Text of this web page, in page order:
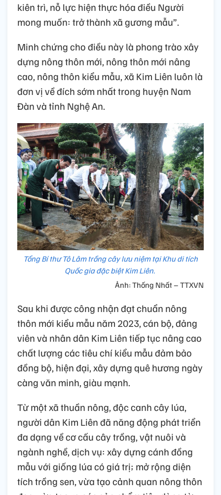
kiên trì, nỗ lực hiện thực hóa điều Người
mong muốn: trở thành xã gương mẫu”.
Minh chứng cho điều này là phong trào xây
dựng nông thôn mới, nông thôn mới nâng
cao, nông thôn kiểu mẫu, xã Kim Liên luôn là
đơn vị về đích sớm nhất trong huyện Nam
Đàn và tỉnh Nghệ An.
Tổng Bí thư Tô Lâm trồng cây lưu niệm tại Khu di tích
Quốc gia đặc biệt Kim Liên.
Ảnh: Thống Nhất – TTXVN
Sau khi được công nhận đạt chuẩn nông
thôn mới kiểu mẫu năm 2023, cán bộ, đảng
viên và nhân dân Kim Liên tiếp tục nâng cao
chất lượng các tiêu chí kiểu mẫu đảm bảo
đồng bộ, hiện đại, xây dựng quê hương ngày
càng văn minh, giàu mạnh.
Từ một xã thuần nông, độc canh cây lúa,
người dân Kim Liên đã năng động phát triển
đa dạng về cơ cấu cây trồng, vật nuôi và
ngành nghề, dịch vụ: xây dựng cánh đồng
mẫu với giống lúa có giá trị; mở rộng diện
tích trồng sen, vừa tạo cảnh quan nông thôn